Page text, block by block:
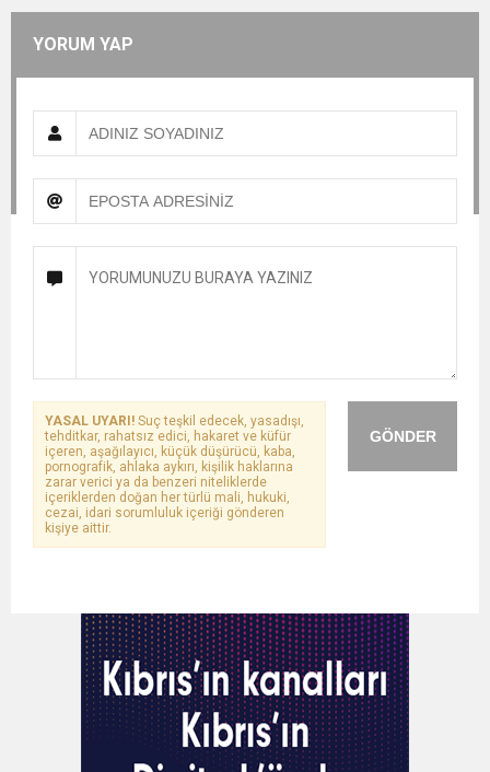
YORUM YAP
GÖNDER
YASAL UYARI! Suç teşkil edecek, yasadışı,
tehditkar, rahatsız edici, hakaret ve küfür
içeren, aşağılayıcı, küçük düşürücü, kaba,
pornografik, ahlaka aykırı, kişilik haklarına
zarar verici ya da benzeri niteliklerde
içeriklerden doğan her türlü mali, hukuki,
cezai, idari sorumluluk içeriği gönderen
kişiye aittir.